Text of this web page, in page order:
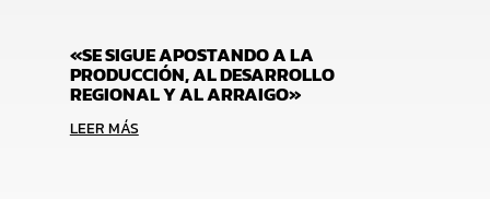
«SE SIGUE APOSTANDO A LA
PRODUCCIÓN, AL DESARROLLO
REGIONAL Y AL ARRAIGO»
LEER MÁS